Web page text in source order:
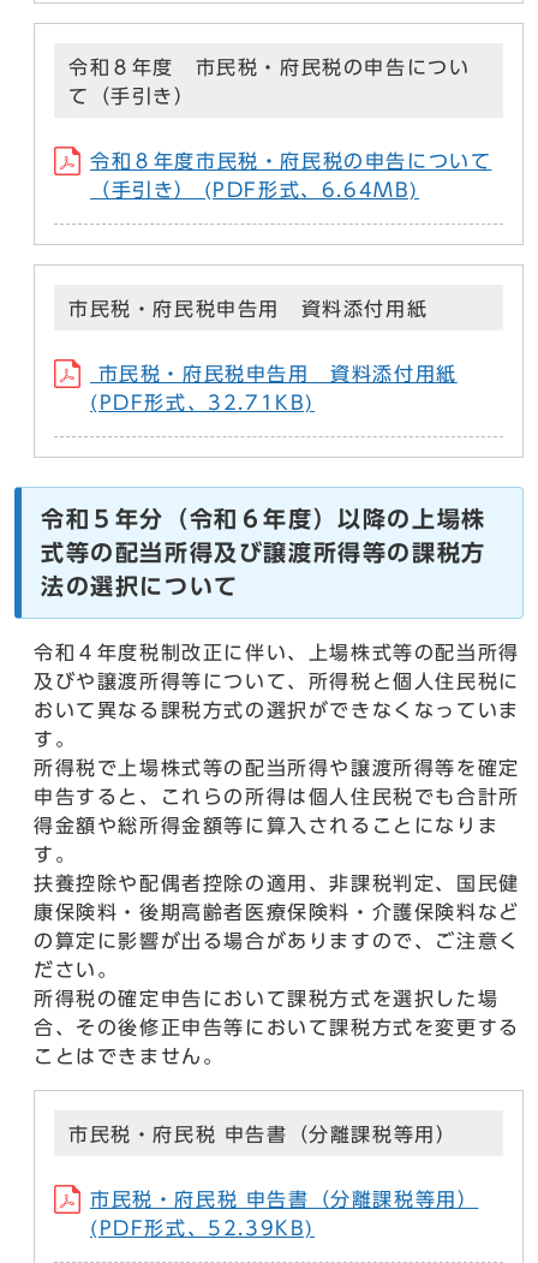
令和８年度 市民税・府民税の申告につい
て（手引き）
令和８年度市民税・府民税の申告について
（手引き） (PDF形式、6.64MB)
市民税・府民税申告用 資料添付用紙
市民税・府民税申告用 資料添付用紙
(PDF形式、32.71KB)
令和５年分（令和６年度）以降の上場株
式等の配当所得及び譲渡所得等の課税方
法の選択について
令和４年度税制改正に伴い、上場株式等の配当所得
及びや譲渡所得等について、所得税と個人住民税に
おいて異なる課税方式の選択ができなくなっていま
す。
所得税で上場株式等の配当所得や譲渡所得等を確定
申告すると、これらの所得は個人住民税でも合計所
得金額や総所得金額等に算入されることになりま
す。
扶養控除や配偶者控除の適用、非課税判定、国民健
康保険料・後期高齢者医療保険料・介護保険料など
の算定に影響が出る場合がありますので、ご注意く
ださい。
所得税の確定申告において課税方式を選択した場
合、その後修正申告等において課税方式を変更する
ことはできません。
市民税・府民税 申告書（分離課税等用）
市民税・府民税 申告書（分離課税等用）
(PDF形式、52.39KB)